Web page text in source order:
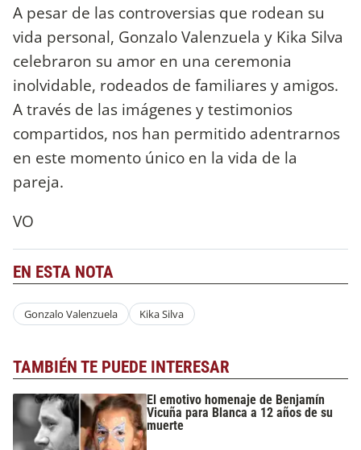
A pesar de las controversias que rodean su
vida personal, Gonzalo Valenzuela y Kika Silva
celebraron su amor en una ceremonia
inolvidable, rodeados de familiares y amigos.
A través de las imágenes y testimonios
compartidos, nos han permitido adentrarnos
en este momento único en la vida de la
pareja.
VO
EN ESTA NOTA
Gonzalo Valenzuela Kika Silva
TAMBIÉN TE PUEDE INTERESAR
El emotivo homenaje de Benjamín
Vicuña para Blanca a 12 años de su
muerte